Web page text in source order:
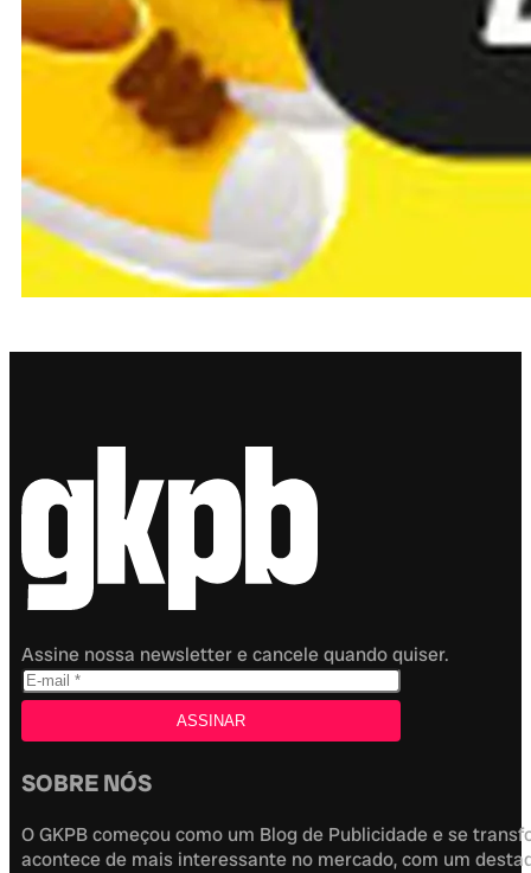
Assine nossa newsletter e cancele quando quiser.
SOBRE NÓS
O GKPB começou como um Blog de Publicidade e se
acontece de mais interessante no mercado, com um